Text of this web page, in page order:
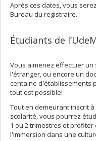
Après ces dates, vous serez
Bureau du registraire.
Étudiants de
Vous aimeriez effectuer
l'étranger, ou encore un
centaine d'établissements
tout est possible!
Tout en demeurant inscrit
scolarité, vous pourrez
1 ou 2 trimestres et
l'immersion dans une